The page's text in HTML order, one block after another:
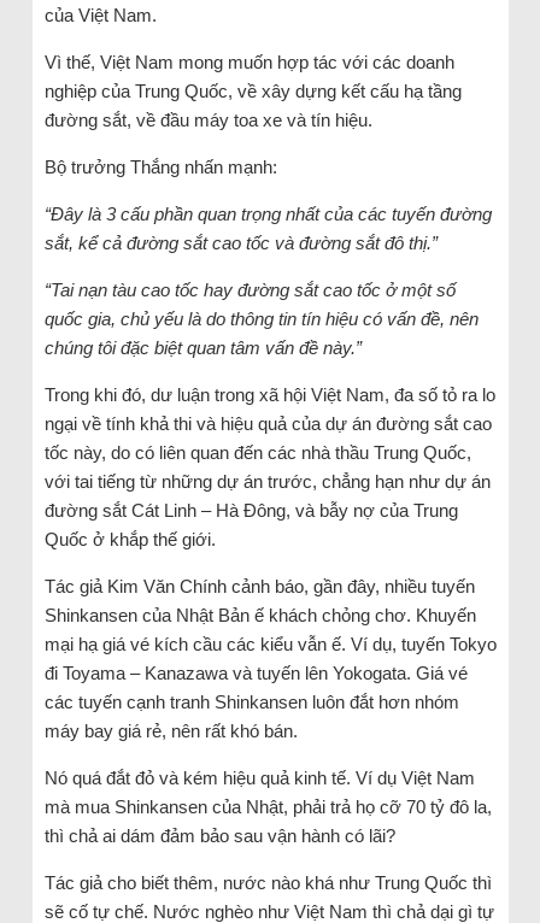
của Việt Nam.
Vì thế, Việt Nam mong muốn hợp tác với các doanh
nghiệp của Trung Quốc, về xây dựng kết cấu hạ tầng
đường sắt, về đầu máy toa xe và tín hiệu.
Bộ trưởng Thắng nhấn mạnh:
“Đây là 3 cấu phần quan trọng nhất của các tuyến đường
sắt, kể cả đường sắt cao tốc và đường sắt đô thị.”
“Tai nạn tàu cao tốc hay đường sắt cao tốc ở một số
quốc gia, chủ yếu là do thông tin tín hiệu có vấn đề, nên
chúng tôi đặc biệt quan tâm vấn đề này.”
Trong khi đó, dư luận trong xã hội Việt Nam, đa số tỏ ra lo
ngại về tính khả thi và hiệu quả của dự án đường sắt cao
tốc này, do có liên quan đến các nhà thầu Trung Quốc,
với tai tiếng từ những dự án trước, chẳng hạn như dự án
đường sắt Cát Linh – Hà Đông, và bẫy nợ của Trung
Quốc ở khắp thế giới.
Tác giả Kim Văn Chính cảnh báo, gần đây, nhiều tuyến
Shinkansen của Nhật Bản ế khách chỏng chơ. Khuyến
mại hạ giá vé kích cầu các kiểu vẫn ế. Ví dụ, tuyến Tokyo
đi Toyama – Kanazawa và tuyến lên Yokogata. Giá vé
các tuyến cạnh tranh Shinkansen luôn đắt hơn nhóm
máy bay giá rẻ, nên rất khó bán.
Nó quá đắt đỏ và kém hiệu quả kinh tế. Ví dụ Việt Nam
mà mua Shinkansen của Nhật, phải trả họ cỡ 70 tỷ đô la,
thì chả ai dám đảm bảo sau vận hành có lãi?
Tác giả cho biết thêm, nước nào khá như Trung Quốc thì
sẽ cố tự chế. Nước nghèo như Việt Nam thì chả dại gì tự